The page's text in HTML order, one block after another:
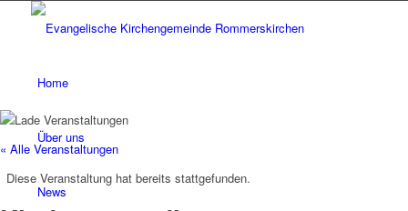
Home
Über uns
News
« Alle Veranstaltungen
Diese Veranstaltung hat bereits stattgefunden.